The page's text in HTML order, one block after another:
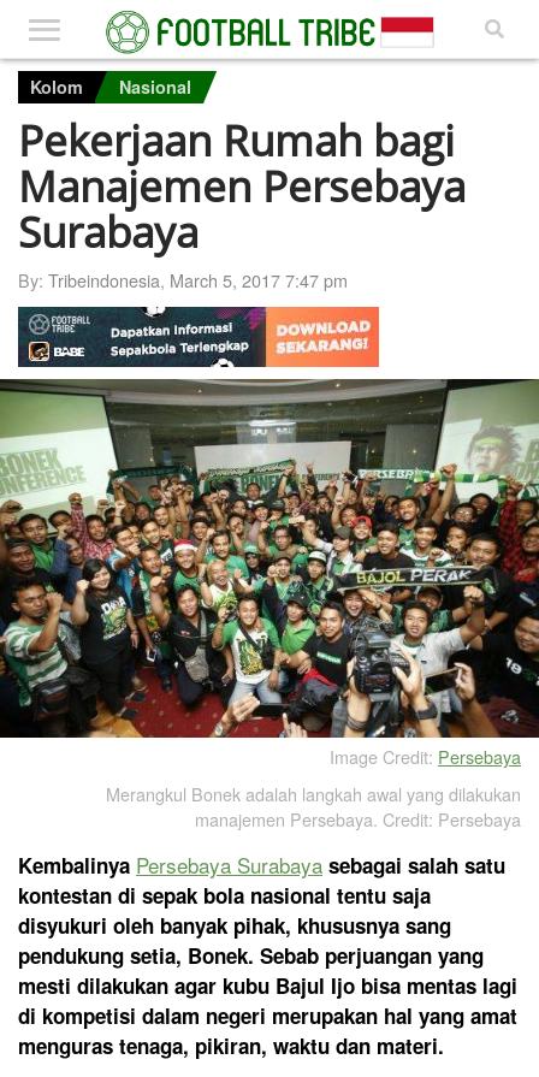
Kolom Nasional
Pekerjaan Rumah bagi
Manajemen Persebaya
Surabaya
By: Tribeindonesia, March 5, 2017 7:47 pm
Image Credit: Persebaya
Merangkul Bonek adalah langkah awal yang dilakukan
manajemen Persebaya. Credit: Persebaya
Kembalinya Persebaya Surabaya sebagai salah satu
kontestan di sepak bola nasional tentu saja
disyukuri oleh banyak pihak, khususnya sang
pendukung setia, Bonek. Sebab perjuangan yang
mesti dilakukan agar kubu Bajul Ijo bisa mentas lagi
di kompetisi dalam negeri merupakan hal yang amat
menguras tenaga, pikiran, waktu dan materi.